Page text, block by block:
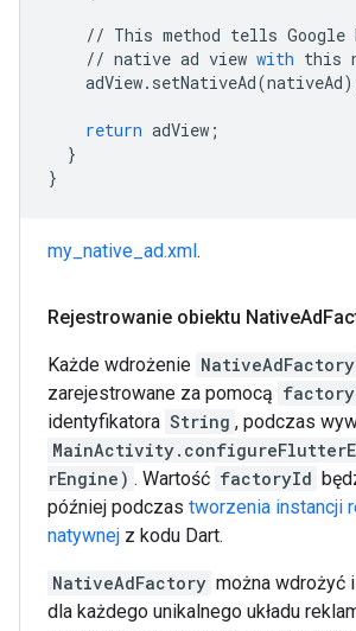
// This method tells Google
// native ad view with this
adView. setNativeAd(nativeAd
return adView ;
}
}
my_native_ad.xml.
Rejestrowanie obiektu NativeAd
Każde wdrożenie NativeAdFactory
zarejestrowane za pomocą
identyfikatora String , podczas
rEngine) . Wartość factoryId
później podczas tworzenia instancji
natywnej z kodu Dart.
NativeAdFactory można wdrożyć
dla każdego unikalnego układu